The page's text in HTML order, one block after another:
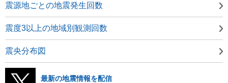
震源地ごとの地震発生回数
震度3以上の地域別観測回数
震央分布図
最新の地震情報を配信